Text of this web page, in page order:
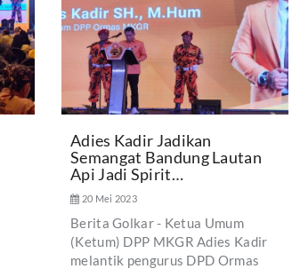
Adies Kadir Jadikan
Semangat Bandung Lautan
Api Jadi Spirit…
20 Mei 2023
Berita Golkar - Ketua Umum
(Ketum) DPP MKGR Adies Kadir
melantik pengurus DPD Ormas